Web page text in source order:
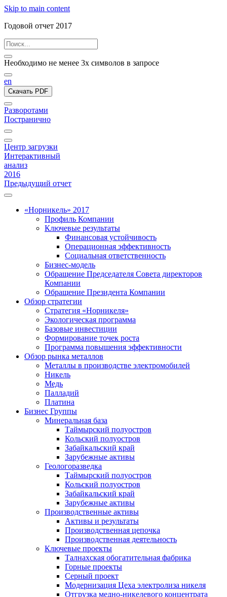
Skip to main content
Годовой отчет 2017
Необходимо не менее 3х символов в запросе
en
Скачать PDF
Разворотами
Постранично
Центр загрузки
Интерактивный
анализ
2016
Предыдущий отчет
«Норникель» 2017
Профиль Компании
Ключевые результаты
Финансовая устойчивость
Операционная эффективность
Социальная ответственность
Бизнес-модель
Обращение Председателя Совета директоров
Компании
Обращение Президента Компании
Обзор стратегии
Стратегия «Норникеля»
Экологическая программа
Базовые инвестиции
Формирование точек роста
Программа повышения эффективности
Обзор рынка металлов
Металлы в производстве электромобилей
Никель
Медь
Палладий
Платина
Бизнес Группы
Минеральная база
Таймырский полуостров
Кольский полуостров
Забайкальский край
Зарубежные активы
Геологоразведка
Таймырский полуостров
Кольский полуостров
Забайкальский край
Зарубежные активы
Производственные активы
Активы и результаты
Производственная цепочка
Производственная деятельность
Ключевые проекты
Талнахская обогатительная фабрика
Горные проекты
Серный проект
Модернизация Цеха электролиза никеля
Отгрузка медно-никелевого концентрата